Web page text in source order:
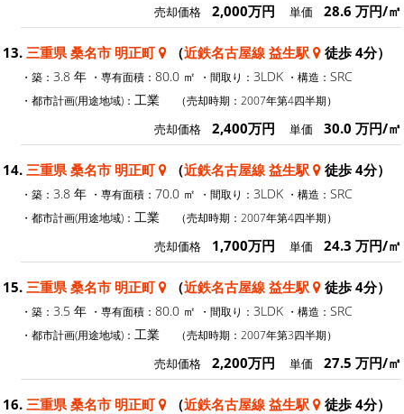
売却価格 2,000万円 単価 28.6 万円/㎡
13. 三重県 桑名市 明正町 （近鉄名古屋線 益生駅 徒歩 4分）
・築： 3.8 年 ・専有面積： 80.0 ㎡ ・間取り： 3LDK ・構造： SRC
・都市計画(用途地域)： 工業 （売却時期：2007年第4四半期）
売却価格 2,400万円 単価 30.0 万円/㎡
14. 三重県 桑名市 明正町 （近鉄名古屋線 益生駅 徒歩 4分）
・築： 3.8 年 ・専有面積： 70.0 ㎡ ・間取り： 3LDK ・構造： SRC
・都市計画(用途地域)： 工業 （売却時期：2007年第4四半期）
売却価格 1,700万円 単価 24.3 万円/㎡
15. 三重県 桑名市 明正町 （近鉄名古屋線 益生駅 徒歩 4分）
・築： 3.5 年 ・専有面積： 80.0 ㎡ ・間取り： 3LDK ・構造： SRC
・都市計画(用途地域)： 工業 （売却時期：2007年第3四半期）
売却価格 2,200万円 単価 27.5 万円/㎡
16. 三重県 桑名市 明正町 （近鉄名古屋線 益生駅 徒歩 4分）